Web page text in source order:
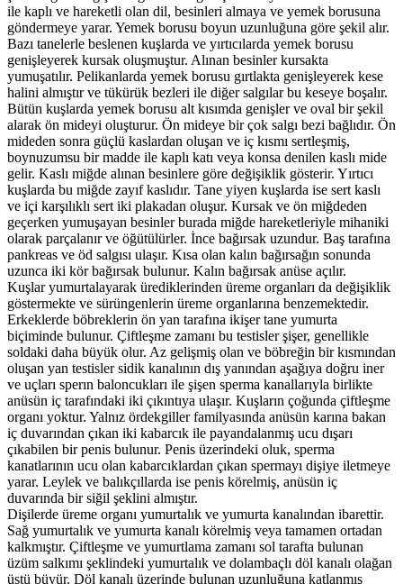
ile kaplı ve hareketli olan dil, besinleri almaya ve yemek borusuna
göndermeye yarar. Yemek borusu boyun uzunluğuna göre şekil alır.
Bazı tanelerle beslenen kuşlarda ve yırtıcılarda yemek borusu
genişleyerek kursak oluşmuştur. Alınan besinler kursakta
yumuşatılır. Pelikanlarda yemek borusu gırtlakta genişleyerek kese
halini almıştır ve tükürük bezleri ile diğer salgılar bu keseye boşalır.
Bütün kuşlarda yemek borusu alt kısımda genişler ve oval bir şekil
alarak ön mideyi oluşturur. Ön mideye bir çok salgı bezi bağlıdır. Ön
mideden sonra güçlü kaslardan oluşan ve iç kısmı sertleşmiş,
boynuzumsu bir madde ile kaplı katı veya konsa denilen kaslı mide
gelir. Kaslı miğde alınan besinlere göre değişiklik gösterir. Yırtıcı
kuşlarda bu miğde zayıf kaslıdır. Tane yiyen kuşlarda ise sert kaslı
ve içi karşılıklı sert iki plakadan oluşur. Kursak ve ön miğdeden
geçerken yumuşayan besinler burada miğde hareketleriyle mihaniki
olarak parçalanır ve öğütülürler. İnce bağırsak uzundur. Baş tarafına
pankreas ve öd salgısı ulaşır. Kısa olan kalın bağırsağın sonunda
uzunca iki kör bağırsak bulunur. Kalın bağırsak anüse açılır.
Kuşlar yumurtalayarak ürediklerinden üreme organları da değişiklik
göstermekte ve sürüngenlerin üreme organlarına benzemektedir.
Erkeklerde böbreklerin ön yan tarafına ikişer tane yumurta
biçiminde bulunur. Çiftleşme zamanı bu testisler şişer, genellikle
soldaki daha büyük olur. Az gelişmiş olan ve böbreğin bir kısmından
oluşan yan testisler sidik kanalının dış yanından aşağıya doğru iner
ve uçları sperın baloncukları ile şişen sperma kanallarıyla birlikte
anüsün iç tarafındaki iki çıkıntıya ulaşır. Kuşların çoğunda çiftleşme
organı yoktur. Yalnız ördekgiller familyasında anüsün karına bakan
iç duvarından çıkan iki kabarcık ile payandalanmış ucu dışarı
çıkabilen bir penis bulunur. Penis üzerindeki oluk, sperma
kanatlarının ucu olan kabarcıklardan çıkan spermayı dişiye iletmeye
yarar. Leylek ve balıkçıllarda ise penis körelmiş, anüsün iç
duvarında bir siğil şeklini almıştır.
Dişilerde üreme organı yumurtalık ve yumurta kanalından ibarettir.
Sağ yumurtalık ve yumurta kanalı körelmiş veya tamamen ortadan
kalkmıştır. Çiftleşme ve yumurtlama zamanı sol tarafta bulunan
üzüm salkımı şeklindeki yumurtalık ve dolambaçlı döl kanalı olağan
üstü büyür. Döl kanalı üzerinde bulunan uzunluğuna katlanmış